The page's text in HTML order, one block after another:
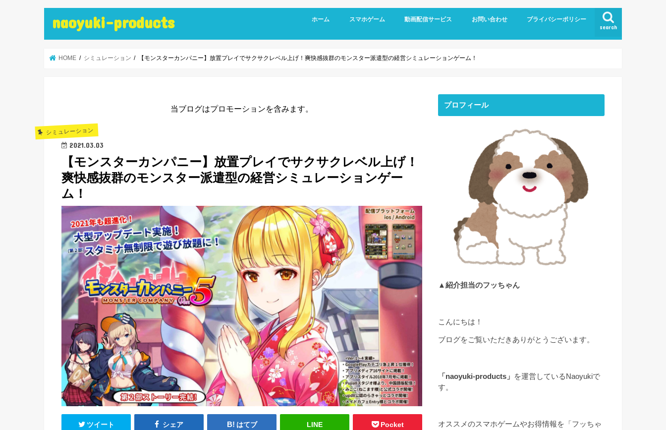
naoyuki-products search
ホーム スマホゲーム
RPG
アクション
シミュレーション
パズル
スポーツ
リズムゲーム
動画配信サービス お問い合わせ プライバシーポリシー
HOME シミュレーション 【モンスターカンパニー】放置プレイでサクサクレベル上げ！爽快感抜群のモンスター派遣型の経営シミュレーションゲーム！
当ブログはプロモーションを含みます。
シミュレーション
2021.03.03
【モンスターカンパニー】放置プレイでサクサクレベル上げ！
爽快感抜群のモンスター派遣型の経営シミュレーションゲー
ム！
ツイート シェア はてブ LINE Pocket
プロフィール
▲紹介担当のフッちゃん
こんにちは！
ブログをご覧いただきありがとうございます。
「naoyuki-products」
を運営しているNaoyukiで
す。
オススメのスマホゲームやお得情報を「フッちゃ